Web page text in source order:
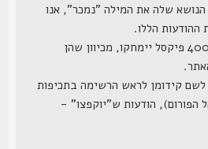
שלה את המילה "נמכר", אנו
הללו.
5. תמונות ברוחב שמעל 400 פיקסל יימחקו, מכיוון שהן
קידומן לראש הרשימה בתכיפות
הודעות ש"יוקפצו" -